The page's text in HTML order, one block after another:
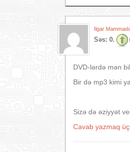
Ilgar
Səs: 0.
DVD-lərdə mən
Bir də mp3 kimi
Sizə də əziyyət
Cavab yazmaq